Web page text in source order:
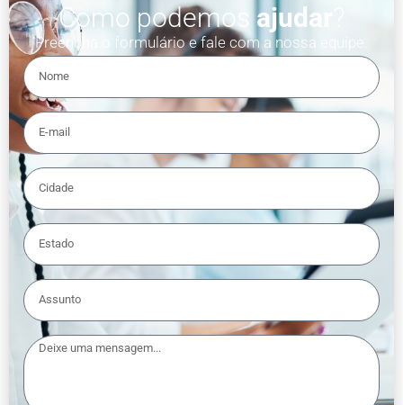
Como podemos ajudar
Preencha o formulário e fale com a nossa equipe.